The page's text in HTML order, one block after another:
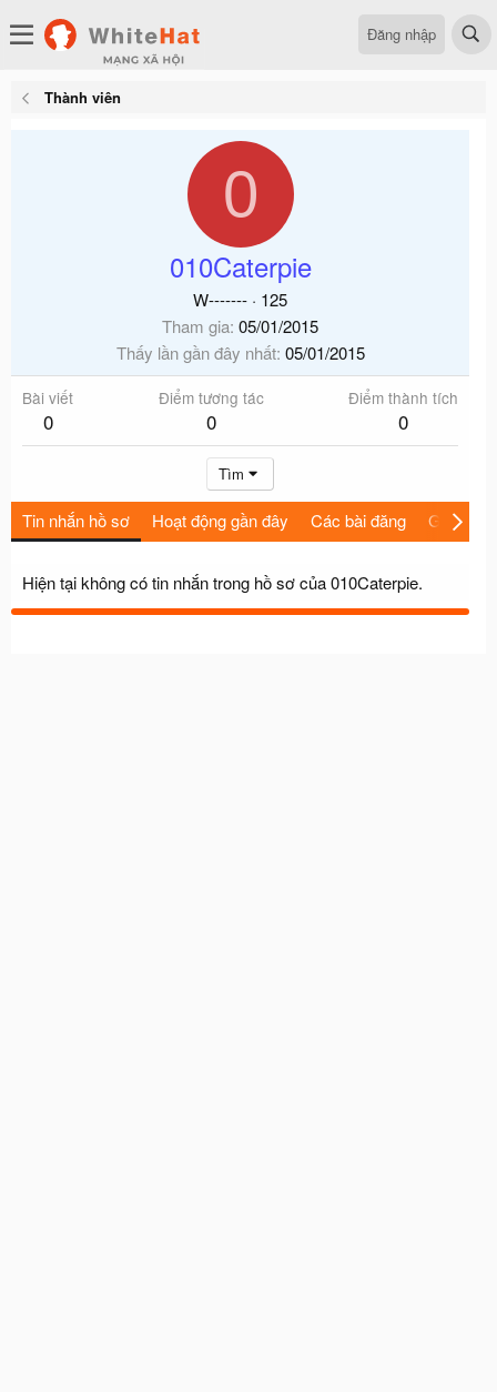
Đăng nhập
Thành viên
0
010Caterpie
W------- · 125
Tham gia 05/01/2015
Thấy lần gần đây nhất 05/01/2015
Bài viết
0
Điểm tương tác
0
Điểm thành tích
0
Tìm
Tin nhắn hồ sơ Hoạt động gần đây Các bài đăng Giới thiệu
Hiện tại không có tin nhắn trong hồ sơ của 010Caterpie.